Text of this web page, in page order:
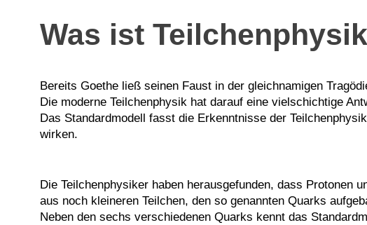
Was ist
Bereits Goethe ließ seinen Faust in der gleichnamigen
Die moderne Teilchenphysik hat darauf eine vielschichtige
Das Standardmodell fasst die Erkenntnisse der
wirken.
Die Teilchenphysiker haben herausgefunden, dass Protonen
aus noch kleineren Teilchen, den so genannten Quarks
Neben den sechs verschiedenen Quarks kennt das